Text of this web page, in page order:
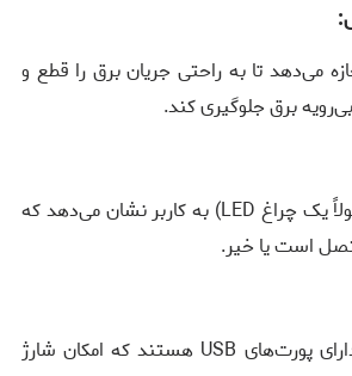
می‌دهد تا به راحتی جریان برق را قطع و
برق جلوگیری کند.
نشانگر وضعیت (معمولاً یک چراغ LED) به کاربر نشان می‌دهد که
است یا خیر.
برخی از چندراهی‌ها دارای پورت‌های USB هستند که امکان شارژ